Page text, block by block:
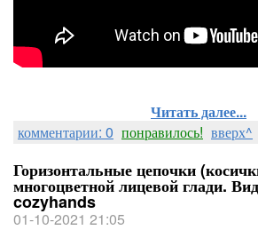
Читать далее...
комментарии: 0 понравилось! вверх^
Горизонтальные цепочки
многоцветной лицевой глади.
cozyhands
01-10-2021 21:05